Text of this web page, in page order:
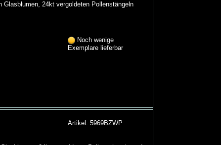
Glasblumen, 24kt vergoldeten Pollenstängeln
Noch wenige
Exemplare lieferbar
Artikel: 5969BZWP